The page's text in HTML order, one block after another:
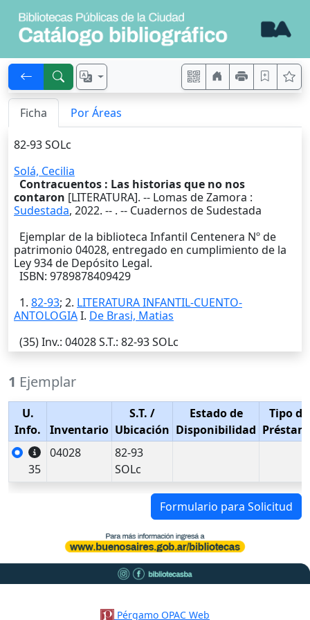
Ficha Por Áreas
82-93 SOLc
Solá, Cecilia
Contracuentos : Las historias que no nos
contaron [LITERATURA]. -- Lomas de Zamora :
Sudestada, 2022. -- . -- Cuadernos de Sudestada
Ejemplar de la biblioteca Infantil Centenera Nº de
patrimonio 04028, entregado en cumplimiento de la
Ley 934 de Depósito Legal.
ISBN: 9789878409429
1. 82-93; 2. LITERATURA INFANTIL-CUENTO-
ANTOLOGIAI. De Brasi, Matias
(35)Inv.: 04028S.T.: 82-93 SOLc
1 Ejemplar
U.
Info.
Inventario
S.T. /
Ubicación
Estado de
Disponibilidad
Tipo de
35
04028
82-93
SOLc
Formulario para Solicitud
Pérgamo OPAC Web